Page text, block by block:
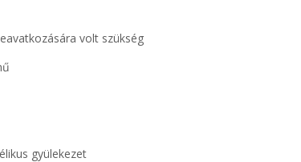
volt szükség
gyülekezet